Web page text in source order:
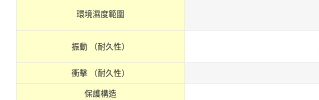
環境濕度範圍
振動 （耐久性）
衝擊 （耐久性）
保護構造